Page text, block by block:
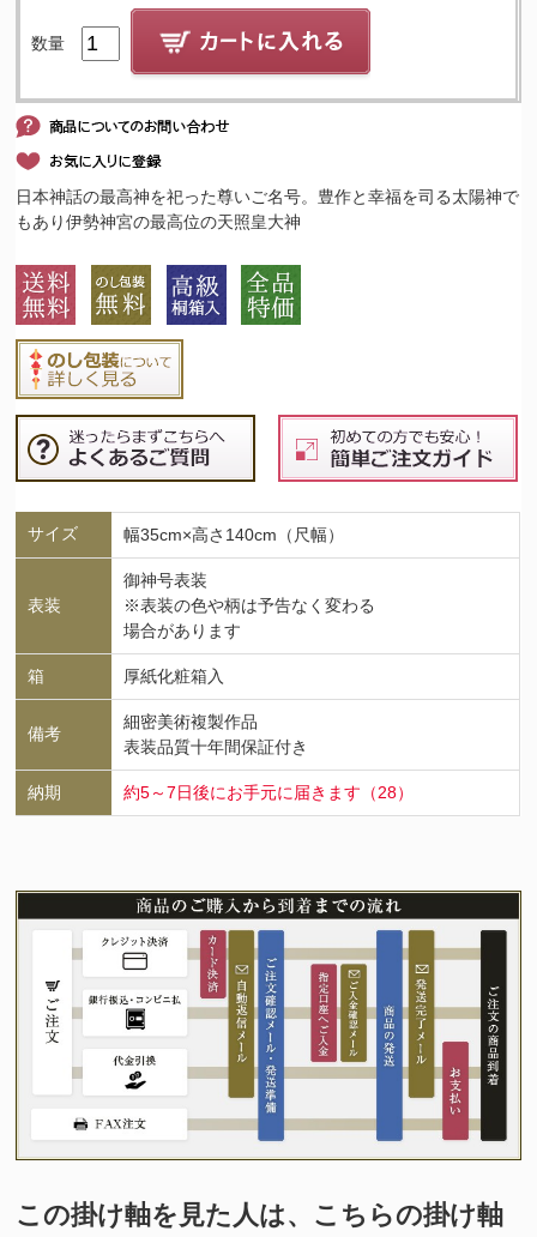
数量
日本神話の最高神を祀った尊いご名号。豊作と幸福を司る太陽神で
もあり伊勢神宮の最高位の天照皇大神
サイズ 幅35cm×高さ140cm（尺幅）
表装
御神号表装
※表装の色や柄は予告なく変わる
場合があります
箱 厚紙化粧箱入
備考
細密美術複製作品
表装品質十年間保証付き
納期 約5～7日後にお手元に届きます（28）
この掛け軸を見た人は、こちらの掛け軸